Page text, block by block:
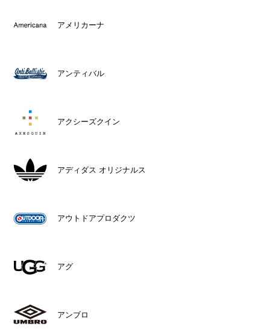
アメリカーナ
アンティバル
アクシーズクイン
アディダス オリジナルス
アウトドアプロダクツ
アグ
アンブロ